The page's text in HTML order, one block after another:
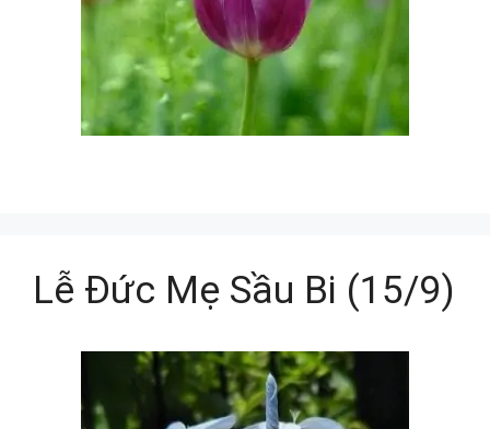
Lễ Đức Mẹ Sầu Bi (15/9)